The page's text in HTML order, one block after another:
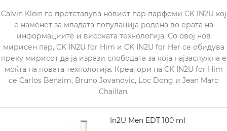
Calvin Klein го претставува новиот пар парфеми CK IN2U кој
е наменет за младата популација родена во ерата на
информациите и високата технологија. Со овој нов
мирисен пар, CK IN2U for Him и CK IN2U for Her се обидува
преку мирисот да ја изрази слободата за која најзаслужна е
моќта на новата технологија. Креатори на CK IN2U for Him
се Carlos Benaim, Bruno Jovanovic, Loc Dong и Jean Marc
Chaillan.
CALVIN KLEIN In2U Men EDT 100 ml